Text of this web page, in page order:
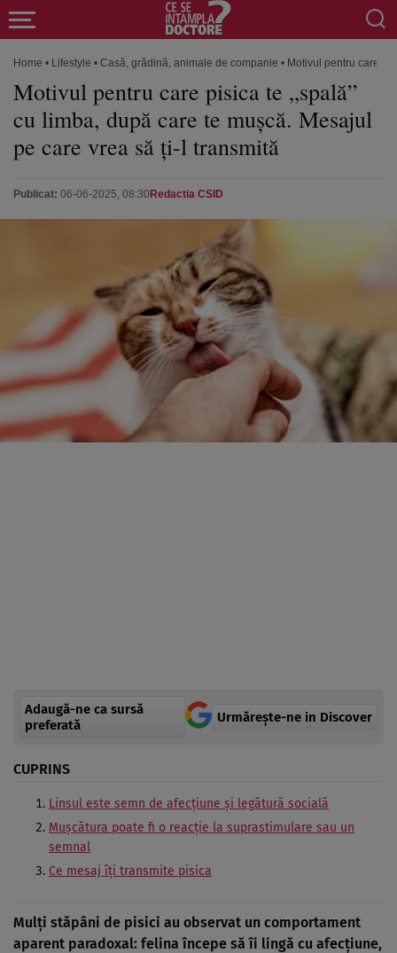
Home • Lifestyle • Casă, grădină, animale de companie • Motivul pentru care
Motivul pentru care pisica te „spală”
cu limba, după care te mușcă. Mesajul
pe care vrea să ți-l transmită
Publicat: 06-06-2025, 08:30 Redactia CSID
Adaugă-ne ca sursă
preferată
Urmărește-ne in Discover
CUPRINS
Linsul este semn de afecțiune și legătură socială
Mușcătura poate fi o reacție la suprastimulare sau un
semnal
Ce mesaj îți transmite pisica
Mulți stăpâni de pisici au observat un comportament
aparent paradoxal: felina începe să îi lingă cu afecțiune,